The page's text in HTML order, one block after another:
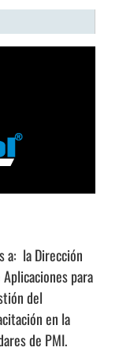
a: la Dirección
para
del
en la
de PMI.